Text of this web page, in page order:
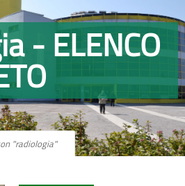
- ELENCO
"radiologia"